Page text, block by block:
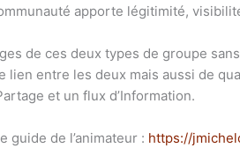
apporte légitimité,
de ces deux types de groupe
lien entre les deux mais aussi de
et un flux d’Information.
guide de l’animateur : https://